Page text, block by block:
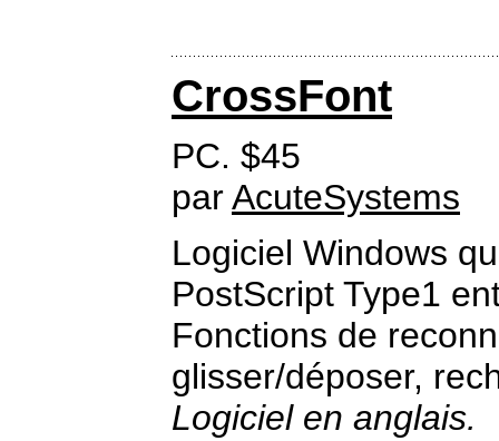
CrossFont
PC. $45
parAcuteSystems
Logiciel Windows
PostScript Type1
Fonctions de
glisser/déposer,
Logiciel en anglais.